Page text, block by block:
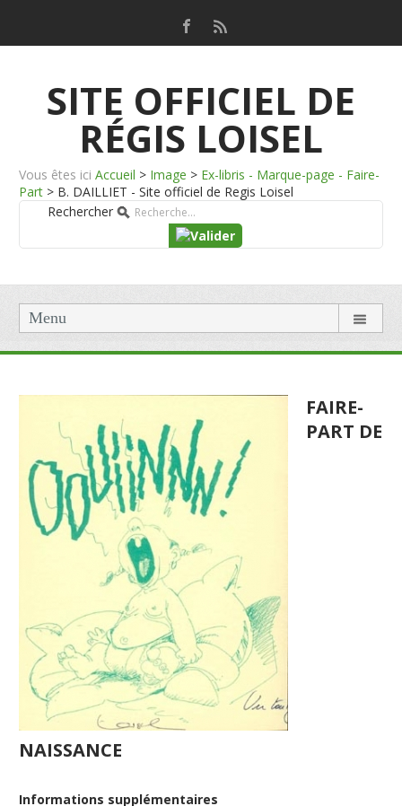
SITE OFFICIEL DE
RÉGIS LOISEL
Vous êtes ici Accueil > Image > Ex-libris - Marque-page - Faire-
Part > B. DAILLIET - Site officiel de Regis Loisel
Rechercher
Menu
FAIRE-
PART DE
NAISSANCE
Informations supplémentaires